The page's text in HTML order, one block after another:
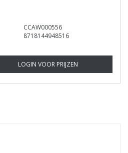
CCAW000556
8718144948516
LOGIN VOOR PRIJZEN